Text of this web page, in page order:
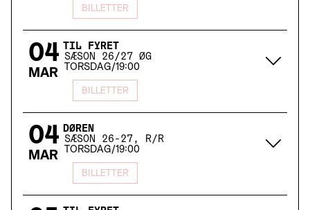
BILLETTER
04
MAR
TIL FYRET
SÆSON 26/27 ØG
TORSDAG/19:00
BILLETTER
04
MAR
DØREN
SÆSON 26-27, R/R
TORSDAG/19:00
BILLETTER